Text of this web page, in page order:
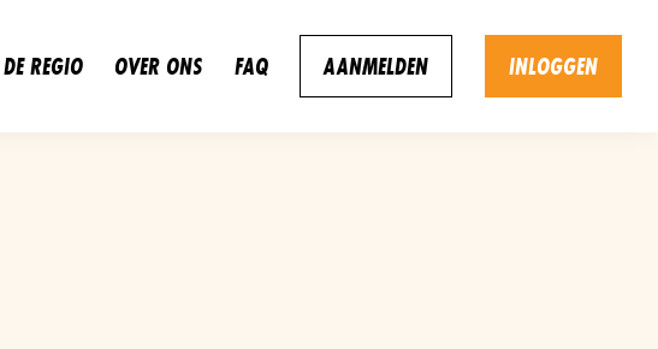
REGIO OVER ONS FAQ AANMELDEN INLOGGEN